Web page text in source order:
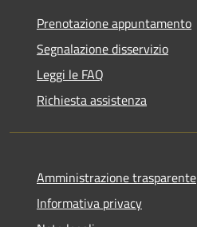
Prenotazione appuntamento
Segnalazione disservizio
Leggi le FAQ
Richiesta assistenza
Amministrazione trasparente
Informativa privacy